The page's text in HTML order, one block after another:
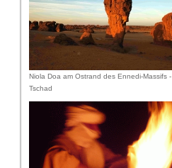
Niola Doa am Ostrand des Ennedi-Massifs -
Tschad